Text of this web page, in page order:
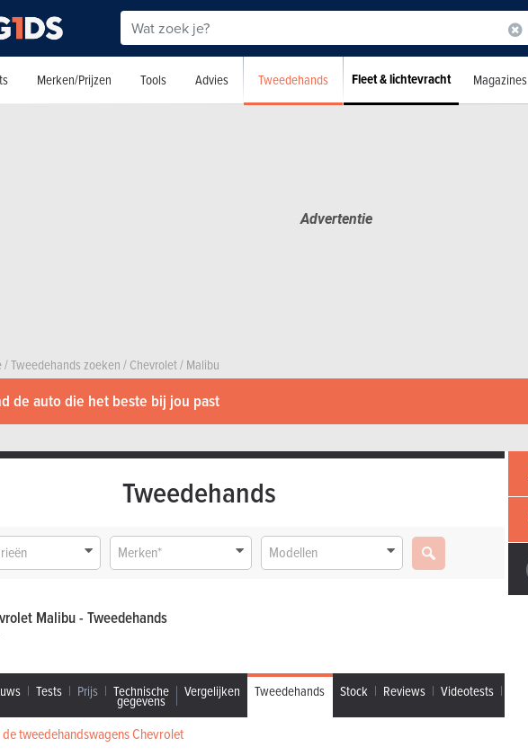
Merken/Prijzen Tools Advies Tweedehands Fleet & lichtevracht Magazines
/Tweedehands zoeken/Chevrolet/Malibu
de auto die het beste bij jou past
Tweedehands
Merken* Modellen
Malibu - Tweedehands
Tests Prijs Technische
gegevens
Vergelijken Tweedehands Stock Reviews Videotests
tweedehandswagens Chevrolet